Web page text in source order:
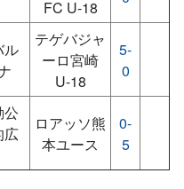
FC U-18
ル
テゲバジャ
ーロ宮崎
U-18
5-
0
公
広
ロアッソ熊
本ユース
0-
5